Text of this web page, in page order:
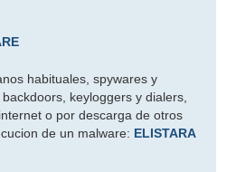
habituales, spywares y
keyloggers y dialers,
o por descarga de otros
de un malware: ELISTARA